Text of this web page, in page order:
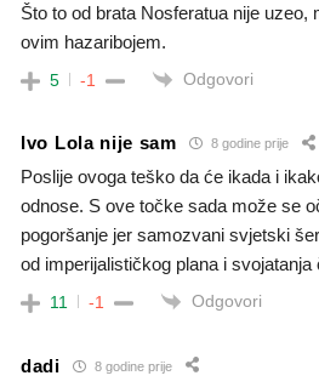
Što to od brata Nosferatua nije uzeo,
ovim hazaribojem.
5 -1 Odgovori
Ivo Lola nije sam 8 godine prije
Poslije ovoga teško da će ikada i
odnose. S ove točke sada može se
pogoršanje jer samozvani svjetski
od imperijalističkog plana i svojatanja
11 -1 Odgovori
dadi 8 godine prije